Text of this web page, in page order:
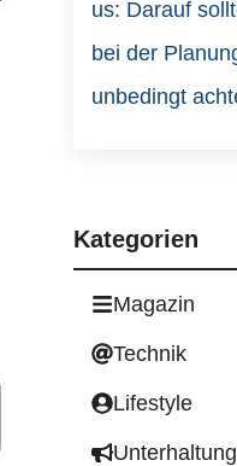
Kategorien
Magazin
Technik
Lifestyle
Unterhaltung